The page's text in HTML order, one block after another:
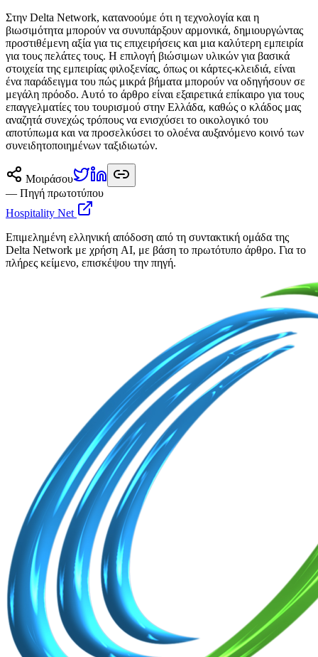
Στην Delta Network, κατανοούμε ότι η τεχνολογία και η
βιωσιμότητα μπορούν να συνυπάρξουν αρμονικά, δημιουργώντας
προστιθέμενη αξία για τις επιχειρήσεις και μια καλύτερη εμπειρία
για τους πελάτες τους. Η επιλογή βιώσιμων υλικών για βασικά
στοιχεία της εμπειρίας φιλοξενίας, όπως οι κάρτες-κλειδιά, είναι
ένα παράδειγμα του πώς μικρά βήματα μπορούν να οδηγήσουν σε
μεγάλη πρόοδο. Αυτό το άρθρο είναι εξαιρετικά επίκαιρο για τους
επαγγελματίες του τουρισμού στην Ελλάδα, καθώς ο κλάδος μας
αναζητά συνεχώς τρόπους να ενισχύσει το οικολογικό του
αποτύπωμα και να προσελκύσει το ολοένα αυξανόμενο κοινό των
συνειδητοποιημένων ταξιδιωτών.
Μοιράσου
— Πηγή πρωτοτύπου
Hospitality Net
Επιμελημένη ελληνική απόδοση από τη συντακτική ομάδα της
Delta Network με χρήση AI, με βάση το πρωτότυπο άρθρο. Για το
πλήρες κείμενο, επισκέψου την πηγή.